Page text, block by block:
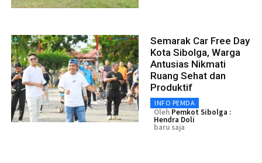
Semarak Car Free Day
Kota Sibolga, Warga
Antusias Nikmati
Ruang Sehat dan
Produktif
INFO PEMDA
Oleh Pemkot Sibolga :
Hendra Doli
baru saja